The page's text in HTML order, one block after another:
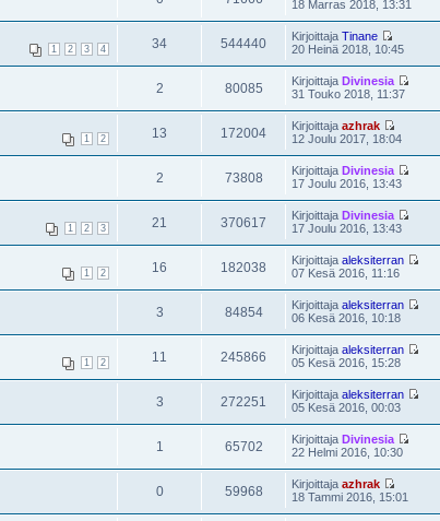
18 Marras 2018, 13:31
1 2 3 4 34 544440 Kirjoittaja Tinane
20 Heinä 2018, 10:45
2 80085 Kirjoittaja Divinesia
31 Touko 2018, 11:37
1 2 13 172004 Kirjoittaja azhrak
12 Joulu 2017, 18:04
2 73808 Kirjoittaja Divinesia
17 Joulu 2016, 13:43
1 2 3 21 370617 Kirjoittaja Divinesia
17 Joulu 2016, 13:43
1 2 16 182038 Kirjoittaja aleksiterran
07 Kesä 2016, 11:16
3 84854 Kirjoittaja aleksiterran
06 Kesä 2016, 10:18
1 2 11 245866 Kirjoittaja aleksiterran
05 Kesä 2016, 15:28
3 272251 Kirjoittaja aleksiterran
05 Kesä 2016, 00:03
1 65702 Kirjoittaja Divinesia
22 Helmi 2016, 10:30
0 59968 Kirjoittaja azhrak
18 Tammi 2016, 15:01